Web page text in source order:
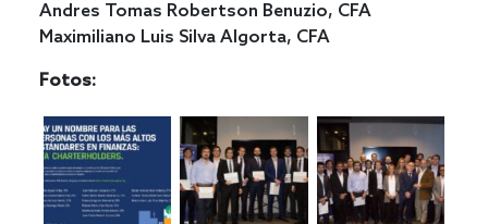
Andres Tomas Robertson Benuzio, CFA
Maximiliano Luis Silva Algorta, CFA
Fotos: